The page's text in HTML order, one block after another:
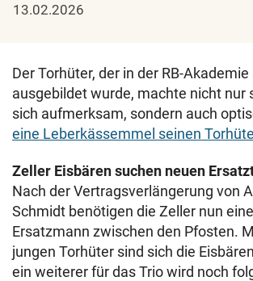
13.02.2026
Der Torhüter, der in der RB-
ausgebildet wurde, machte nicht nur
sich aufmerksam, sondern auch
eine Leberkässemmel seinen
Zeller Eisbären suchen neuen
Nach der Vertragsverlängerung von
Schmidt benötigen die Zeller nun
Ersatzmann zwischen den Pfosten.
jungen Torhüter sind sich die
ein weiterer für das Trio wird noch